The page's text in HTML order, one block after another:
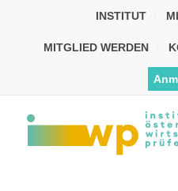
INSTITUT
MITGLIED WERDEN